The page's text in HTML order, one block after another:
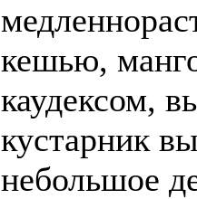
кешью,
каудексом,
кустарник
небольшое